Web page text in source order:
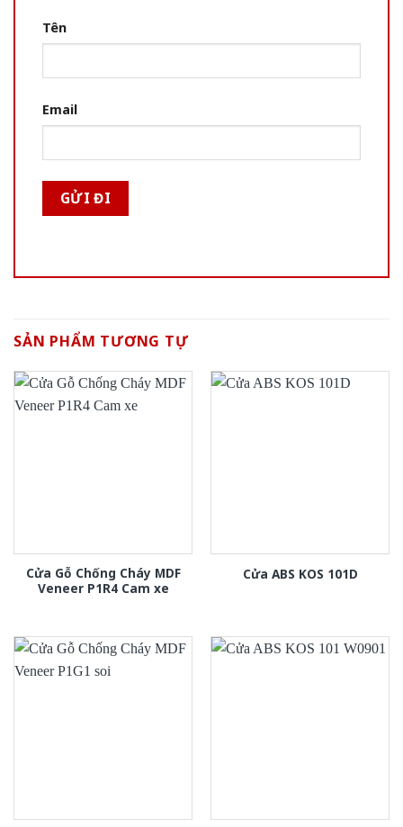
Tên
Email
SẢN PHẨM TƯƠNG TỰ
Cửa Gỗ Chống Cháy MDF
Veneer P1R4 Cam xe
Cửa ABS KOS 101D